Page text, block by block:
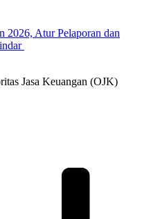
2026, Atur Pelaporan dan
Jasa Keuangan (OJK)